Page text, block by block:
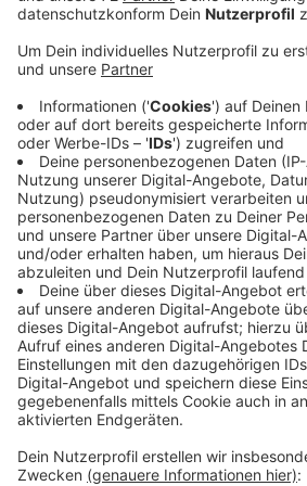
Anzeige
Das Amtsgericht Lüdinghausen
schon vorher vom Vorwurf der
Körperverletzung freigesprochen.
sich nicht zweifelsfrei belegen. Die
Staatsanwaltschaft sah das
Berufung eingelegt. Heute waren
Münster nochmal viele Zeugen zu
es wieder viele widersprüchliche
hat das Landgericht das Verfahren
Mehrere Menschen waren bei der
damals verletzt worden.
Anzeige